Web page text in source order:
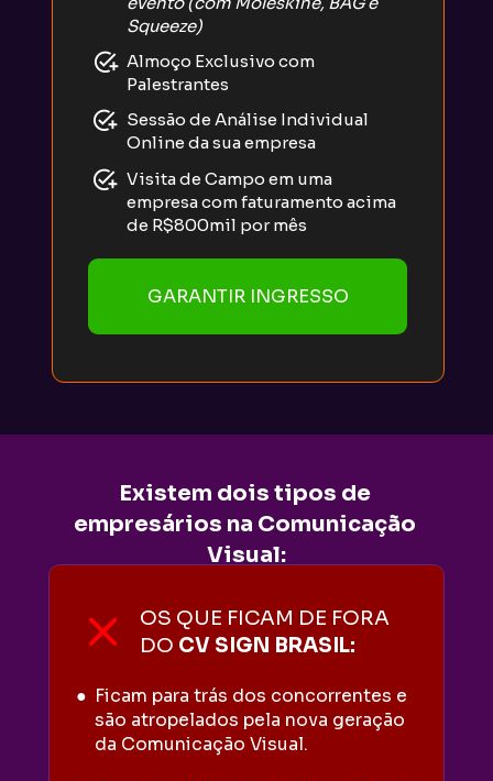
Squeeze)
Almoço Exclusivo com
Palestrantes
Sessão de Análise Individual
Online da sua empresa
Visita de Campo em uma
empresa com faturamento acima
de R$800mil por mês
GARANTIR INGRESSO
Existem dois tipos de
empresários na Comunicação
Visual:
OS QUE FICAM DE FORA
DO CV SIGN BRASIL:
Ficam para trás dos concorrentes e
são atropelados pela nova geração
da Comunicação Visual.